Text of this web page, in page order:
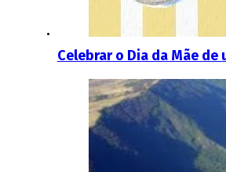
Celebrar o Dia da Mãe